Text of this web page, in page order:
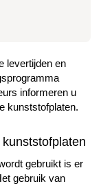
levertijden en
informeren u
kunststofplaten.
gebruikt is er
gebruik van